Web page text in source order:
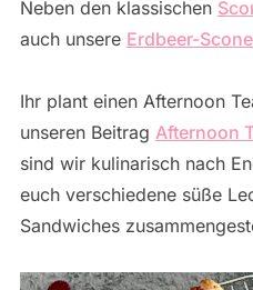
Neben den klassischen
auch unsere Erdbeer-
Ihr plant einen Afternoon
unseren Beitrag Afternoon
sind wir kulinarisch nach
euch verschiedene süße
Sandwiches